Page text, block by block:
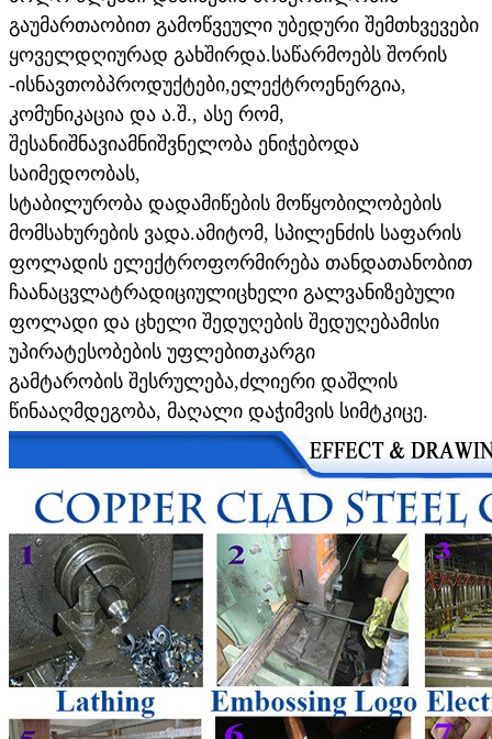
გაუმართაობით გამოწვეული უბედური შემთხვევები
ყოველდღიურად გახშირდა.საწარმოებს შორის
-ისნავთობპროდუქტები,ელექტროენერგია,
კომუნიკაცია და ა.შ., ასე რომ,
შესანიშნავიამნიშვნელობა ენიჭებოდა
საიმედოობას,
სტაბილურობა დადამიწების მოწყობილობების
მომსახურების ვადა.ამიტომ, სპილენძის საფარის
ფოლადის ელექტროფორმირება თანდათანობით
ჩაანაცვლატრადიციულიცხელი გალვანიზებული
ფოლადი და ცხელი შედუღების შედუღებამისი
უპირატესობების უფლებითკარგი
გამტარობის შესრულება,ძლიერი დაშლის
წინააღმდეგობა, მაღალი დაჭიმვის სიმტკიცე.